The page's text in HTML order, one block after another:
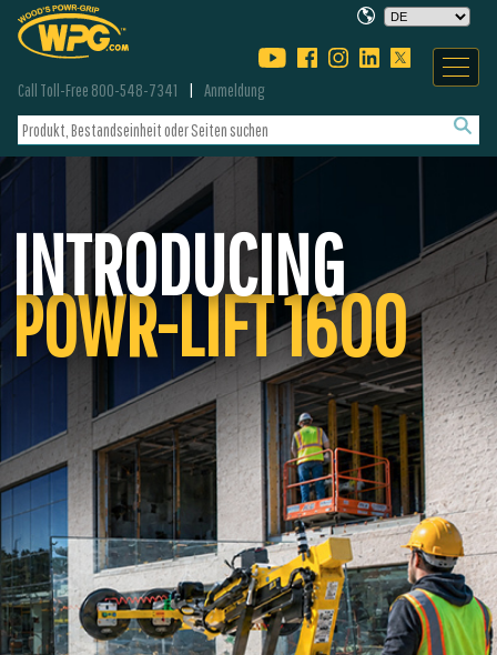
Call Toll-Free 800-548-7341 Anmeldung
INTRODUCING
POWR-LIFT 1600